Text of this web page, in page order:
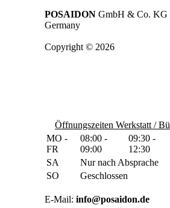
POSAIDON GmbH & Co. KG
Germany
Copyright © 2026
Öffnungszeiten Werkstatt /
MO -
FR
08:00 -
09:00
09:30 -
12:30
SA
Nur nach Absprache
SO
Geschlossen
E-Mail: info@posaidon.de